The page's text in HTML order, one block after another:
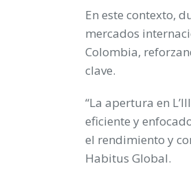
En este contexto,
mercados
Colombia,
clave.
“La apertura en
eficiente y
el rendimiento y
Habitus Global.